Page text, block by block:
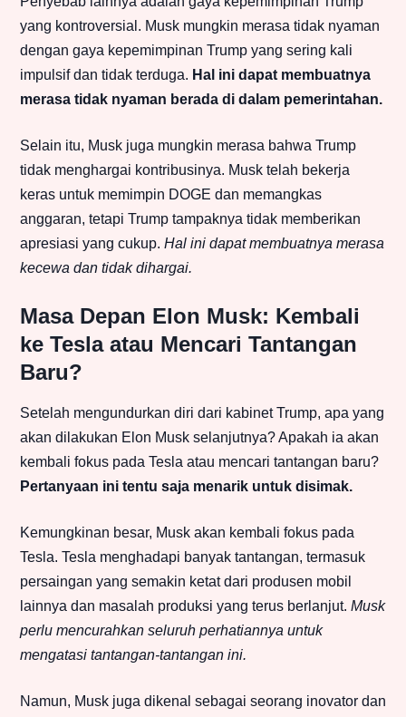
yang kontroversial. Musk mungkin merasa tidak nyaman
dengan gaya kepemimpinan Trump yang sering kali
impulsif dan tidak terduga. Hal ini dapat membuatnya
merasa tidak nyaman berada di dalam pemerintahan.
Selain itu, Musk juga mungkin merasa bahwa Trump
tidak menghargai kontribusinya. Musk telah bekerja
keras untuk memimpin DOGE dan memangkas
anggaran, tetapi Trump tampaknya tidak memberikan
apresiasi yang cukup. Hal ini dapat membuatnya merasa
kecewa dan tidak dihargai.
Masa Depan Elon Musk: Kembali
ke Tesla atau Mencari Tantangan
Baru?
Setelah mengundurkan diri dari kabinet Trump, apa yang
akan dilakukan Elon Musk selanjutnya? Apakah ia akan
kembali fokus pada Tesla atau mencari tantangan baru?
Pertanyaan ini tentu saja menarik untuk disimak.
Kemungkinan besar, Musk akan kembali fokus pada
Tesla. Tesla menghadapi banyak tantangan, termasuk
persaingan yang semakin ketat dari produsen mobil
lainnya dan masalah produksi yang terus berlanjut. Musk
perlu mencurahkan seluruh perhatiannya untuk
mengatasi tantangan-tantangan ini.
Namun, Musk juga dikenal sebagai seorang inovator dan